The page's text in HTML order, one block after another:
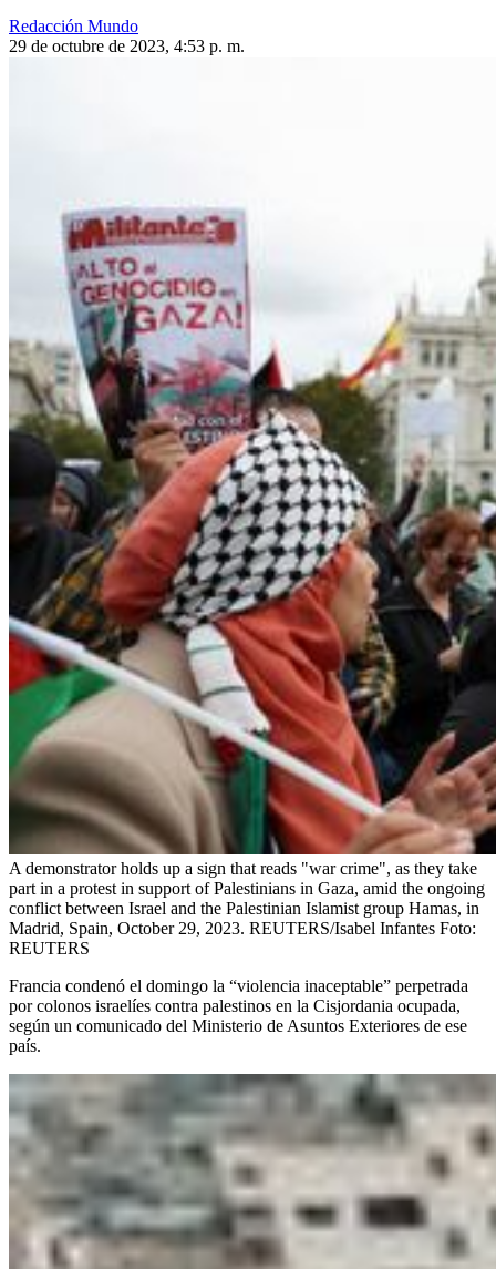
Redacción Mundo
29 de octubre de 2023, 4:53 p. m.
A demonstrator holds up a sign that reads "war crime", as they take
part in a protest in support of Palestinians in Gaza, amid the ongoing
conflict between Israel and the Palestinian Islamist group Hamas, in
Madrid, Spain, October 29, 2023. REUTERS/Isabel Infantes Foto:
REUTERS
Francia condenó el domingo la “violencia inaceptable” perpetrada
por colonos israelíes contra palestinos en la Cisjordania ocupada,
según un comunicado del Ministerio de Asuntos Exteriores de ese
país.